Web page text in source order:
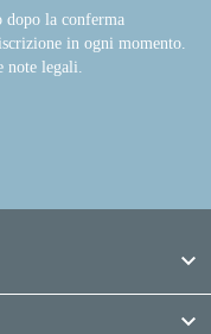
dopo la conferma
in ogni momento.
note legali.

